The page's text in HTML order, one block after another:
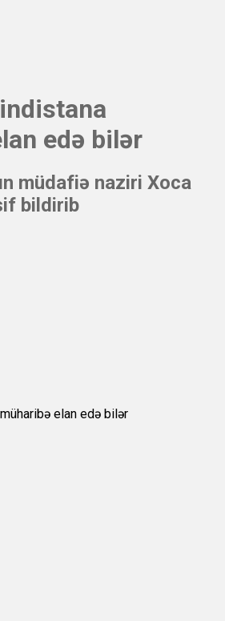
edə bilər
müdafiə naziri Xoca
bildirib